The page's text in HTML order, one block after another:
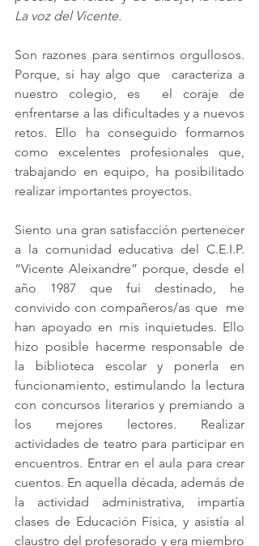
La voz del Vicente.
Son razones para sentirnos orgullosos.
Porque, si hay algo que  caracteriza a
nuestro colegio, es  el coraje de
enfrentarse a las dificultades y a nuevos
retos. Ello ha conseguido formarnos
como excelentes profesionales que,
trabajando en equipo, ha posibilitado
realizar importantes proyectos.
Siento una gran satisfacción pertenecer
a la comunidad educativa del C.E.I.P.
“Vicente Aleixandre” porque, desde el
año 1987 que fui destinado, he
convivido con compañeros/as que  me
han apoyado en mis inquietudes. Ello
hizo posible hacerme responsable de
la biblioteca escolar y ponerla en
funcionamiento, estimulando la lectura
con concursos literarios y premiando a
los mejores lectores. Realizar
actividades de teatro para participar en
encuentros. Entrar en el aula para crear
cuentos. En aquella década, además de
la actividad administrativa, impartía
clases de Educación Física, y asistía al
claustro del profesorado y era miembro